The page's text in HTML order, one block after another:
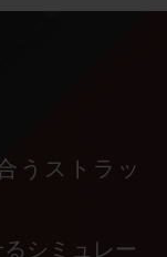
うストラッ
シミュレー